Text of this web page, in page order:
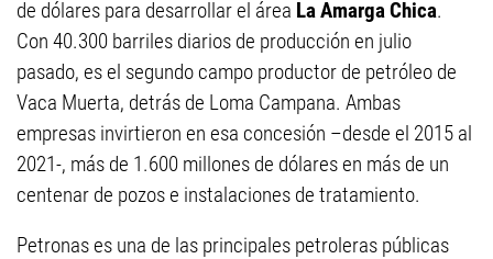
de dólares para desarrollar el área La Amarga Chica.
Con 40.300 barriles diarios de producción en julio
pasado, es el segundo campo productor de petróleo de
Vaca Muerta, detrás de Loma Campana. Ambas
empresas invirtieron en esa concesión –desde el 2015 al
2021-, más de 1.600 millones de dólares en más de un
centenar de pozos e instalaciones de tratamiento.
Petronas es una de las principales petroleras públicas